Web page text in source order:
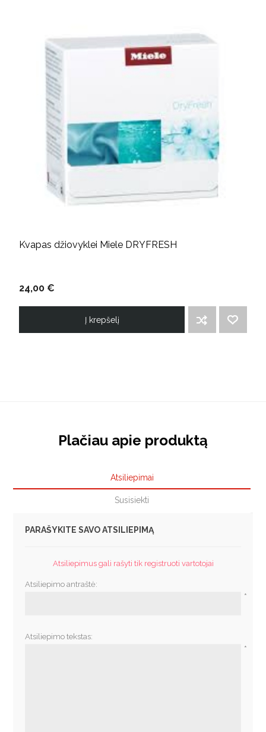
Kvapas džiovyklei Miele DRYFRESH
24,00 €
Į krepšelį
Plačiau apie produktą
Atsiliepimai
Susisiekti
PARAŠYKITE SAVO ATSILIEPIMĄ
Atsiliepimus gali rašyti tik registruoti vartotojai
Atsiliepimo antraštė:
*
Atsiliepimo tekstas:
*